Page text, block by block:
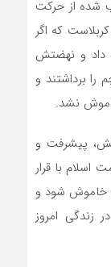
شده از حرکت
که اگر
داد و نهضتش
برداشتند و
نشد.
پیشرفت و
اسلام با قرار
خاموش شود و
زندگی امروز